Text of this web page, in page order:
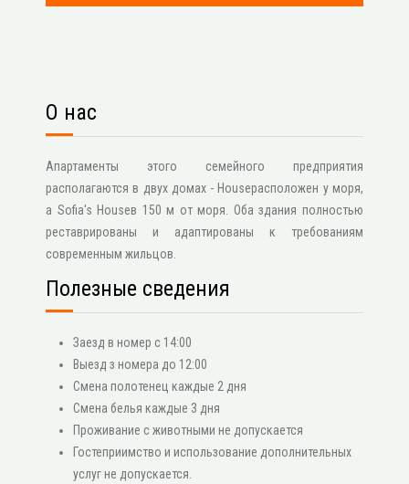
О нас
Апартаменты этого семейного предприятия
располагаются в двух домах - Houseрасположен у моря,
а Sofia's Houseв 150 м от моря. Оба здания полностью
реставрированы и адаптированы к требованиям
современным жильцов.
Полезные сведения
Заезд в номер с 14:00
Выезд з номера до 12:00
Смена полотенец каждые 2 дня
Смена белья каждые 3 дня
Проживание с животными не допускается
Гостеприимство и использование дополнительных
услуг не допускается.